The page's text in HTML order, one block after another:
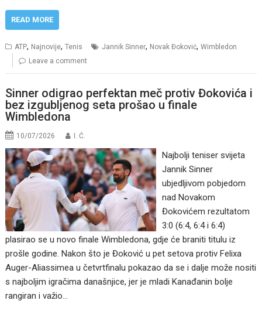
READ MORE
ATP, Najnovije,Tenis Jannik Sinner, Novak Đoković,Wimbledon
Leave a comment
Sinner odigrao perfektan meč protiv Đokovića i
bez izgubljenog seta prošao u finale
Wimbledona
10/07/2026 I. Ć.
Najbolji teniser svijeta
Jannik Sinner
ubjedljivom pobjedom
nad Novakom
Đokovićem rezultatom
3:0 (6:4, 6:4 i 6:4)
plasirao se u novo finale Wimbledona, gdje će braniti titulu iz
prošle godine. Nakon što je Đoković u pet setova protiv Felixa
Auger-Aliassimea u četvrtfinalu pokazao da se i dalje može nositi
s najboljim igračima današnjice, jer je mladi Kanađanin bolje
rangiran i važio…